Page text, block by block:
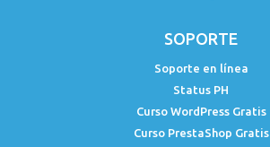
SOPORTE
Soporte en línea
Status PH
Curso WordPress Gratis
Curso PrestaShop Gratis